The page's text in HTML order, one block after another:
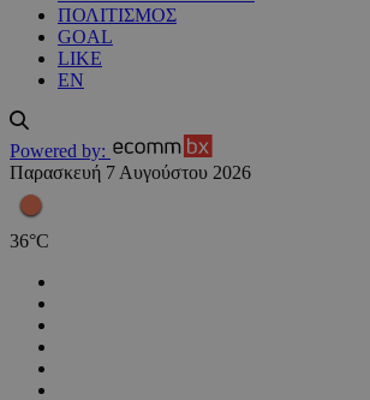
ΠΟΛΙΤΙΣΜΟΣ
GOAL
LIKE
EN
Powered by:
Παρασκευή 7 Αυγούστου 2026
36°C